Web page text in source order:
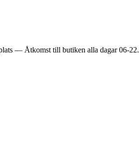
— Åtkomst till butiken alla dagar 06-22.